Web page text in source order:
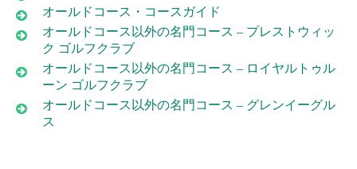
オールドコース・コースガイド
オールドコース以外の名門コース – プレストウィッ
ク ゴルフクラブ
オールドコース以外の名門コース – ロイヤルトゥル
ーン ゴルフクラブ
オールドコース以外の名門コース – グレンイーグル
ス